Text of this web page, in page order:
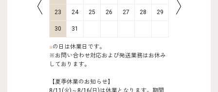
23 24 25 26 27 28 29
30 31
■の日は休業日です。
※お問い合わせ対応および発送業務はお休み
しております。
【夏季休業のお知らせ】